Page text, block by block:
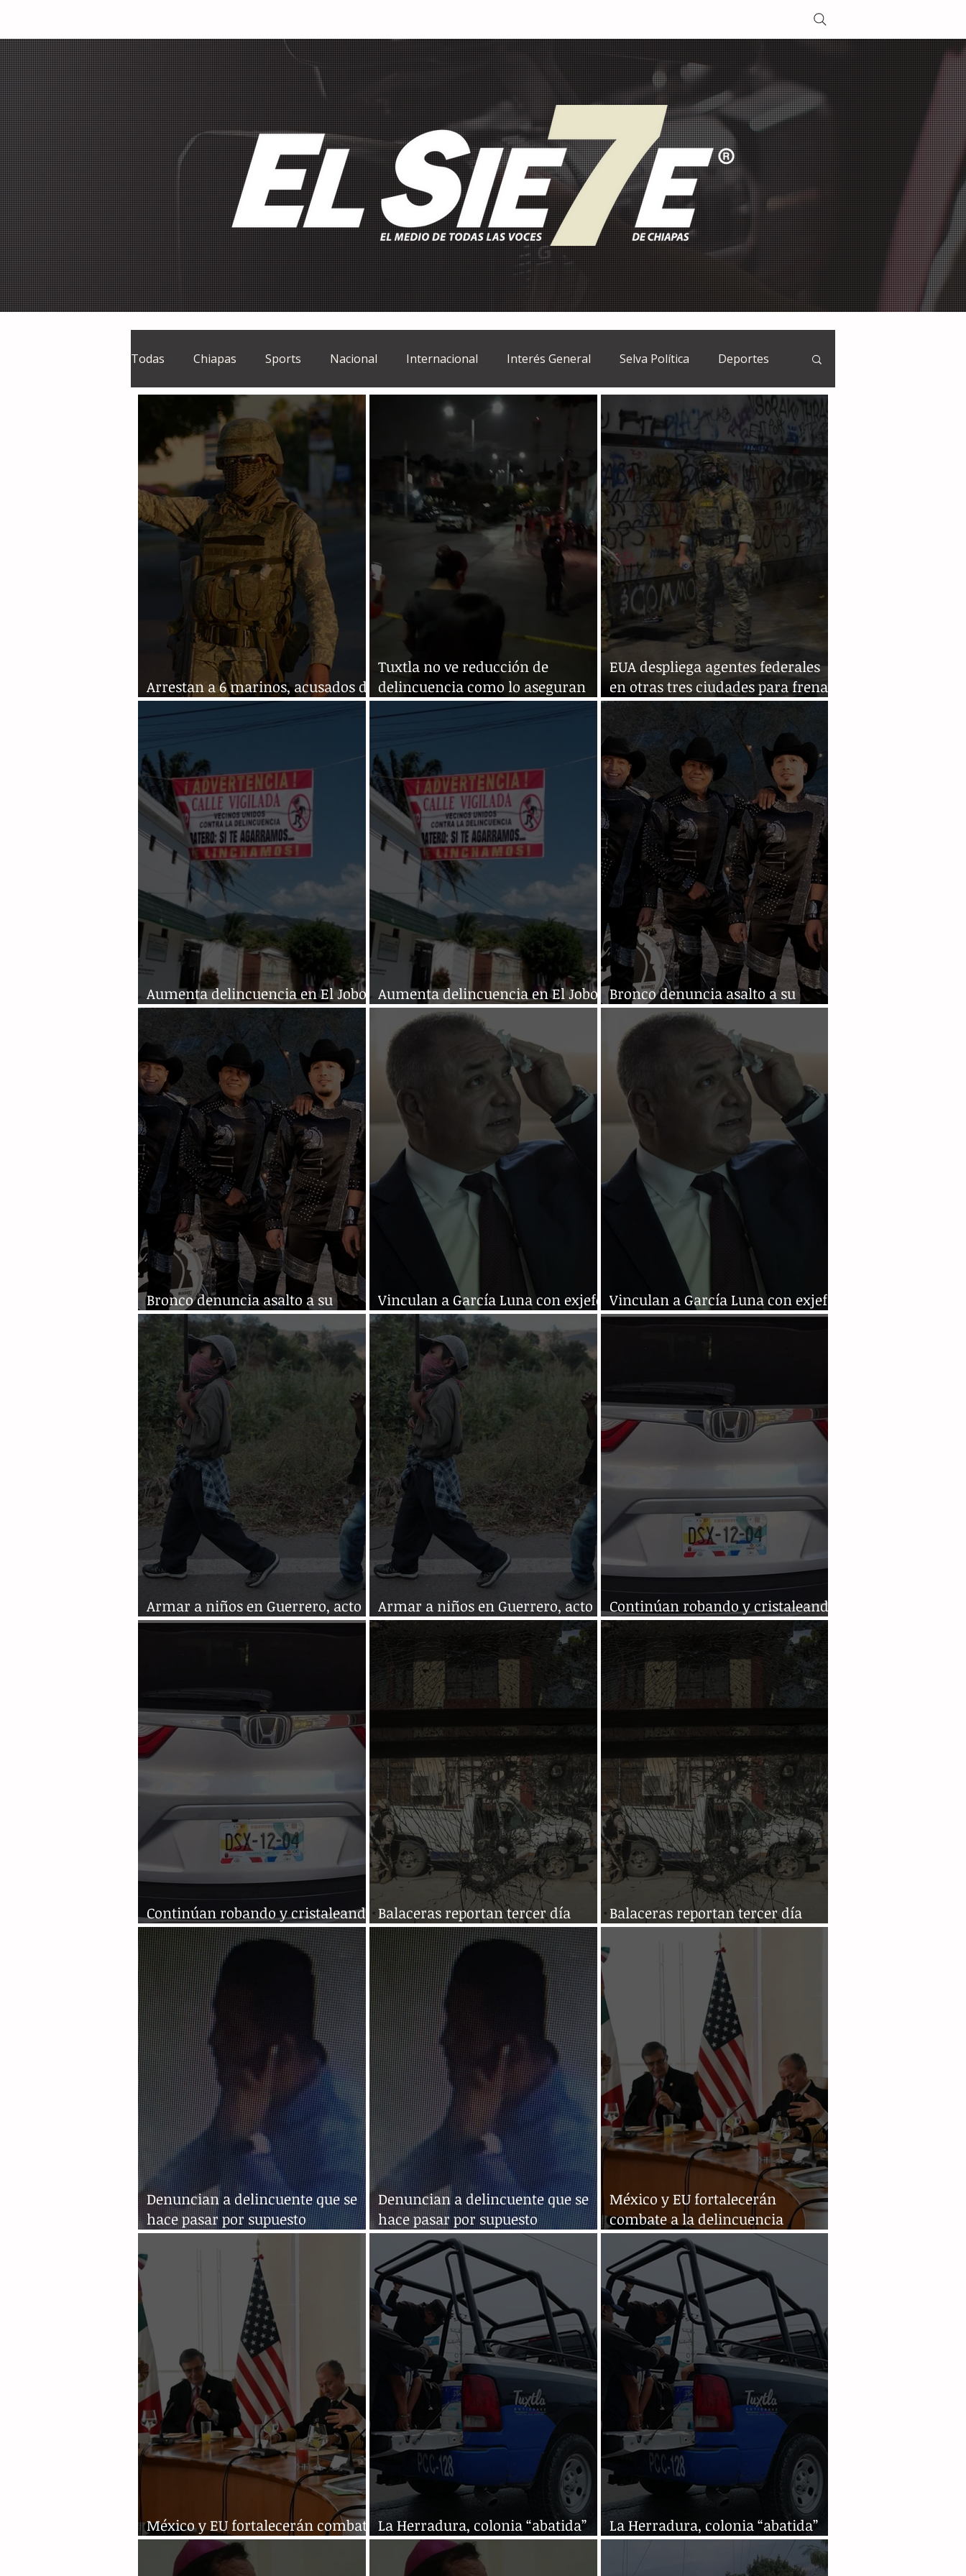
Todas Chiapas Sports Nacional Internacional Interés General Selva Política Deportes
Temas Centrales Estilo de vida Israel Tragedia Guatemala
Grupo Financiero Continental
Arrestan a 6 marinos, acusados de
robo en Tabasco
Tuxtla no ve reducción de
delincuencia como lo aseguran
las autoridades
EUA despliega agentes federales
en otras tres ciudades para frenar
la delincuencia
Aumenta delincuencia en El Jobo
y Copoya
Aumenta delincuencia en El Jobo
y Copoya
Bronco denuncia asalto a su
equipo de trabajo
Bronco denuncia asalto a su
equipo de trabajo
Vinculan a García Luna con exjefe
antidrogas de la Policía Federal
Vinculan a García Luna con exjefe
antidrogas de la Policía Federal
Armar a niños en Guerrero, acto
de desesperación
Armar a niños en Guerrero, acto
de desesperación
Continúan robando y cristaleando
carros en Tuxtla
Continúan robando y cristaleando
carros en Tuxtla
Balaceras reportan tercer día
consecutivo en Nuevo Laredo
Balaceras reportan tercer día
consecutivo en Nuevo Laredo
Denuncian a delincuente que se
hace pasar por supuesto
especialista en cámaras
Denuncian a delincuente que se
hace pasar por supuesto
especialista en cámaras
México y EU fortalecerán
combate a la delincuencia
organizada
México y EU fortalecerán combate
a la delincuencia organizada
La Herradura, colonia “abatida”
por la delincuencia
La Herradura, colonia “abatida”
por la delincuencia